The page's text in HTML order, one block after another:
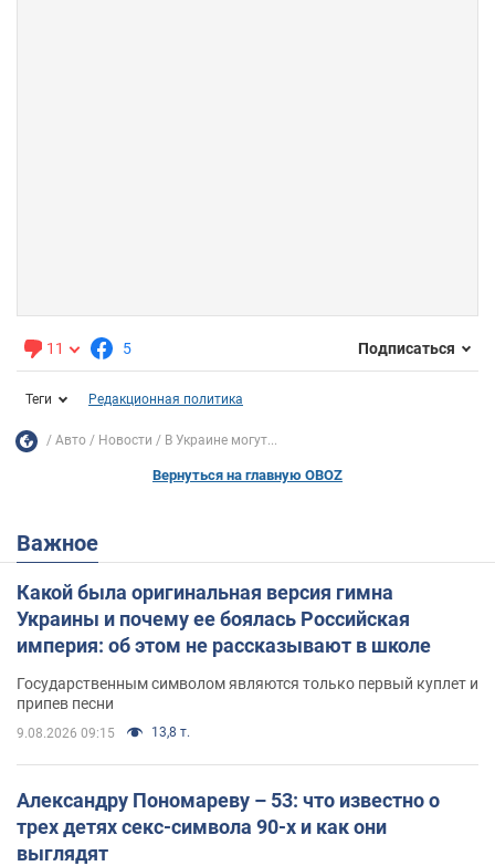
11 5 Подписаться
Теги Редакционная политика
Авто Новости В Украине могут...
Вернуться на главную OBOZ
Важное
Какой была оригинальная версия гимна
Украины и почему ее боялась Российская
империя: об этом не рассказывают в школе
Государственным символом являются только первый куплет и
припев песни
9.08.2026 09:15 13,8 т.
Александру Пономареву – 53: что известно о
трех детях секс-символа 90-х и как они
выглядят